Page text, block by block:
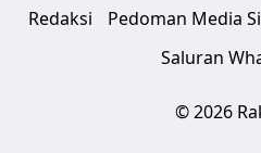
Redaksi Pedoman Media
Saluran
© 2026